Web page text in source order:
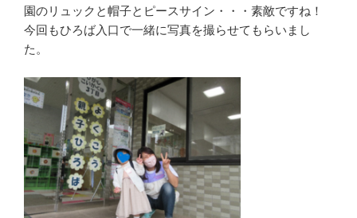
園のリュックと帽子とピースサイン・・・素敵ですね！
今回もひろば入口で一緒に写真を撮らせてもらいまし
た。